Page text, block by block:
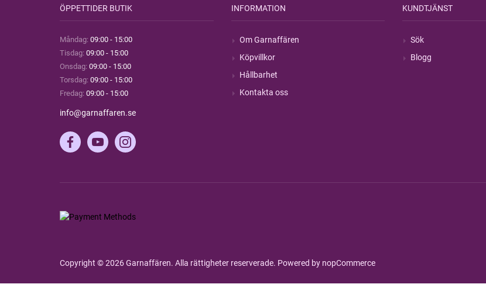
ÖPPETTIDER BUTIK
Måndag: 09:00 - 15:00
Tisdag: 09:00 - 15:00
Onsdag: 09:00 - 15:00
Torsdag: 09:00 - 15:00
Fredag: 09:00 - 15:00
info@garnaffaren.se
INFORMATION
Om Garnaffären
Köpvillkor
Hållbarhet
Kontakta oss
KUNDTJÄNST
Sök
Blogg
Copyright © 2026 Garnaffären. Alla rättigheter reserverade. Powered by nopCommerce